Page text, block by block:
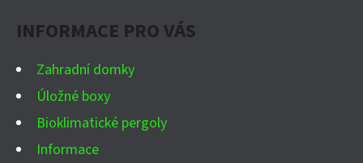
INFORMACE PRO VÁS
Zahradní domky
Úložné boxy
Bioklimatické pergoly
Informace